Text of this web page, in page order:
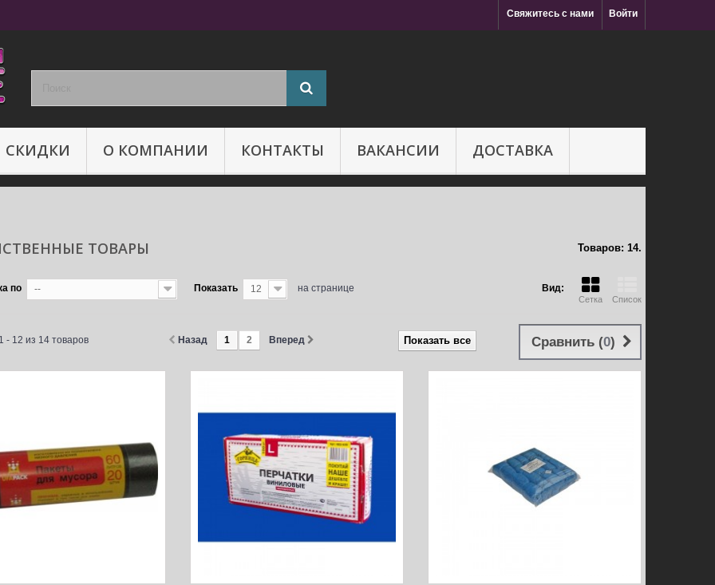
Войти
Свяжитесь с нами
СКИДКИ О КОМПАНИИ КОНТАКТЫ ВАКАНСИИ ДОСТАВКА
ТОВАРЫ Товаров: 14.
Вид:
Сетка Список
по -- Показать 12 на странице
Сравнить (0)
Показать все
Назад 1 2 Вперед
- 12 из 14 товаров